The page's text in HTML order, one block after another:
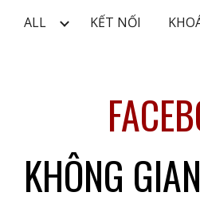
Skip to main
ALL KẾT NỐI
KHÔNG